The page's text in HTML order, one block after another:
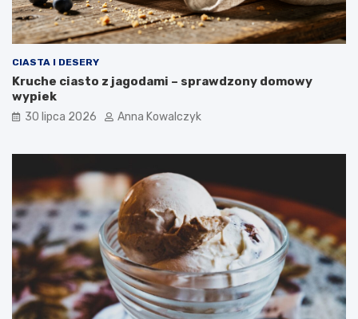
CIASTA I DESERY
Kruche ciasto z jagodami – sprawdzony domowy
wypiek
30 lipca 2026 Anna Kowalczyk